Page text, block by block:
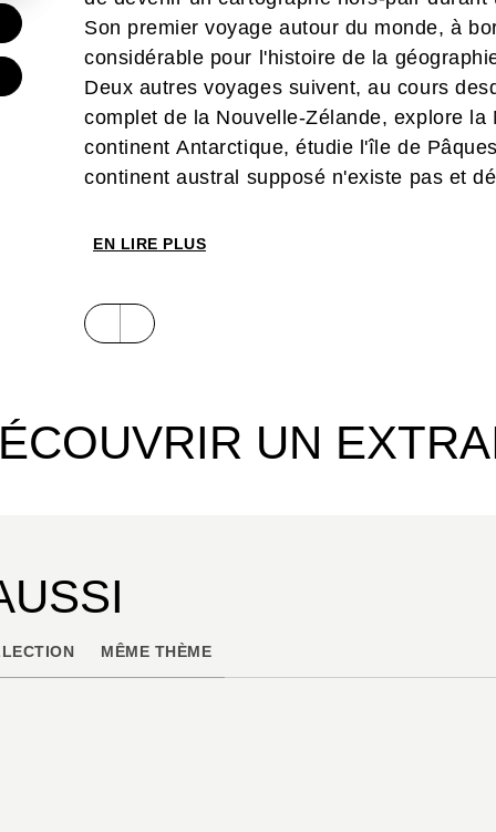
Son premier voyage autour du monde, à
considérable pour l'histoire de la
Deux autres voyages suivent, au cours
complet de la Nouvelle-Zélande, explore la
continent Antarctique, étudie l'île de
continent austral supposé n'existe pas et
tragiques.
Après avoir écrit les formidables romans
Doloris, consacrés à la naissance de
collection "Explora" dessiné avec brio par
exprimer pleinement son goût pour
EN LIRE PLUS
UN
MÊME THÈME